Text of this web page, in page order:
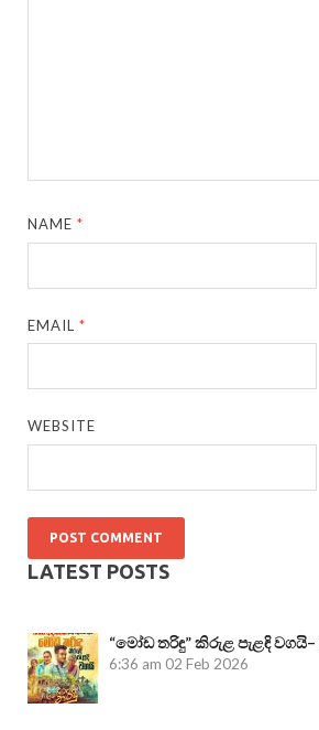
NAME*
EMAIL*
WEBSITE
LATEST POSTS
“මෝඩ තරිඳු” කිරුළ පැළඳි
6:36 am 02 Feb 2026